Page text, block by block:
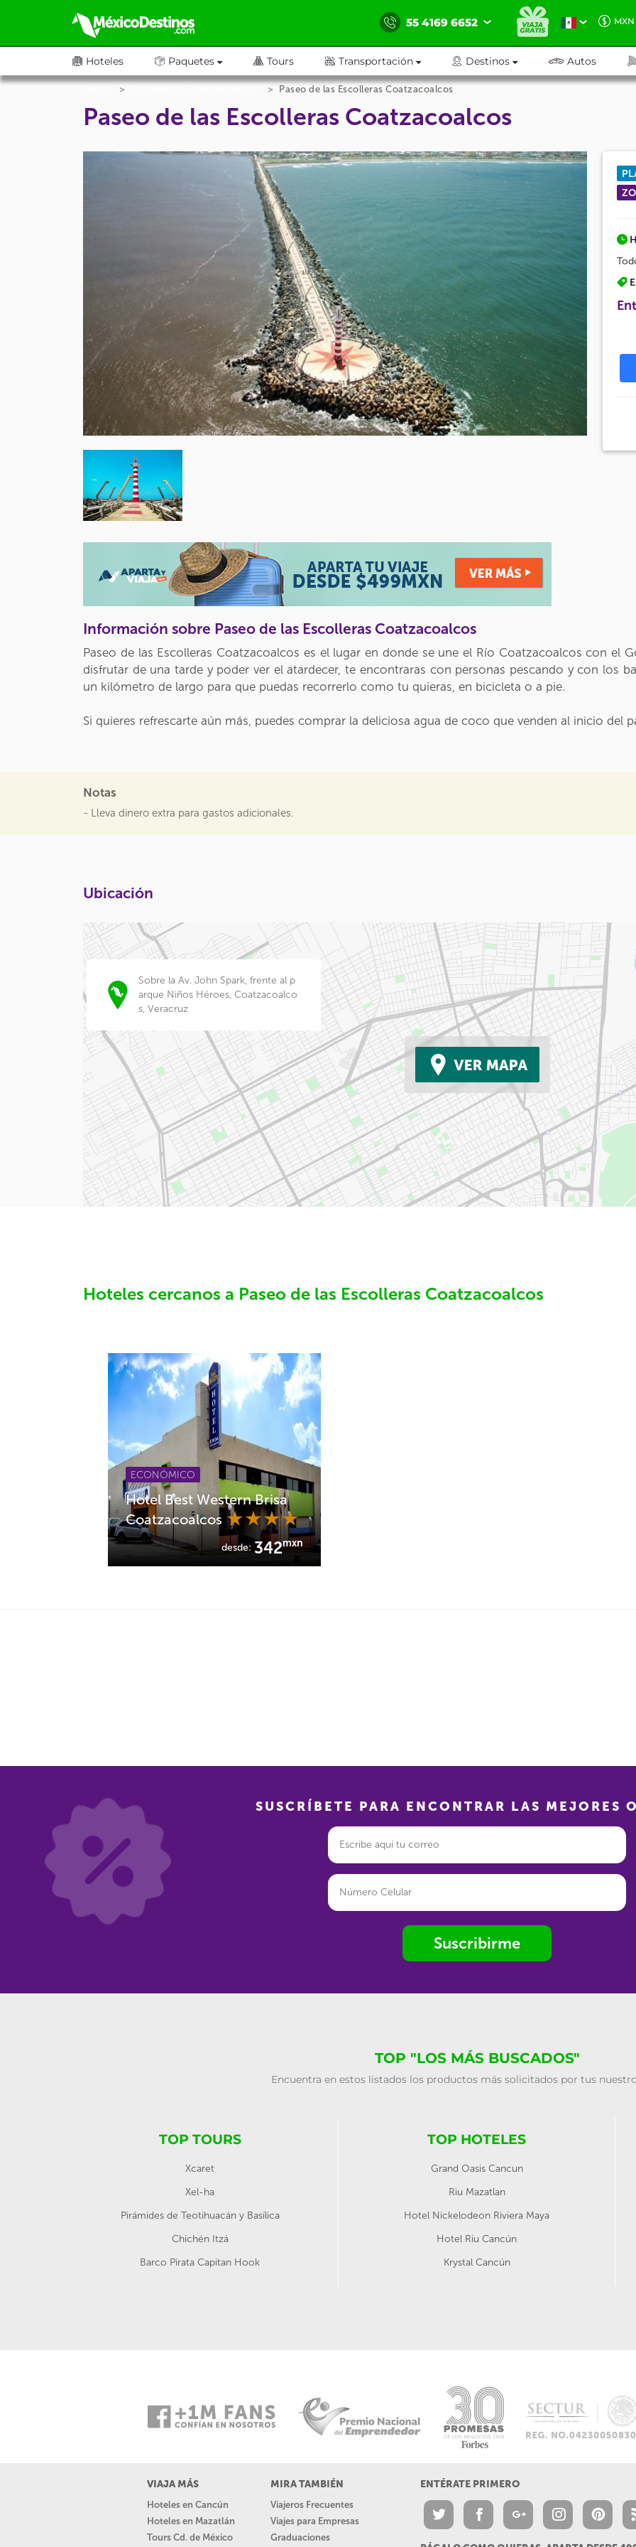
55 4169 6652 MXN
Hoteles Paquetes Tours Transportación Destinos Autos
Paseo de las Escolleras Coatzacoalcos
Paseo de las Escolleras Coatzacoalcos
Información sobre Paseo de las Escolleras Coatzacoalcos
Paseo de las Escolleras Coatzacoalcos es el lugar en donde se une el Río Coatzacoalcos con el
disfrutar de una tarde y poder ver el atardecer, te encontraras con personas pescando y con los
un kilómetro de largo para que puedas recorrerlo como tu quieras, en bicicleta o a pie.
Si quieres refrescarte aún más, puedes comprar la deliciosa agua de coco que venden al inicio del
Notas
- Lleva dinero extra para gastos adicionales.
Ubicación
Sobre la Av. John Spark, frente al p
arque Niños Héroes, Coatzacoalco
s, Veracruz
Hoteles cercanos a Paseo de las Escolleras Coatzacoalcos
ECONÓMICO
Hotel Best Western Brisa
Coatzacoalcos
desde: 342mxn
SUSCRÍBETE PARA ENCONTRAR LAS MEJORES
Suscribirme
TOP "LOS MÁS BUSCADOS"
Encuentra en estos listados los productos más solicitados por tus
TOP TOURS
Xcaret
Xel-ha
Pirámides de Teotihuacán y Basílica
Chichén Itzá
Barco Pirata Capitan Hook
TOP HOTELES
Grand Oasis Cancun
Riu Mazatlan
Hotel Nickelodeon Riviera Maya
Hotel Riu Cancún
Krystal Cancún
VIAJA MÁS
Hoteles en Cancún
Hoteles en Mazatlán
Tours Cd. de México
MIRA TAMBIÉN
Viajeros Frecuentes
Viajes para Empresas
Graduaciones
ENTÉRATE PRIMERO